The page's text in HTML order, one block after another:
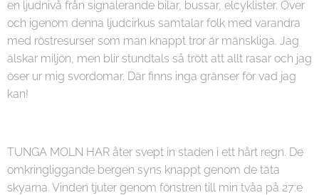
en ljudnivå från signalerande bilar, bussar, elcyklister. Över
och igenom denna ljudcirkus samtalar folk med varandra
med röstresurser som man knappt tror är mänskliga. Jag
älskar miljön, men blir stundtals så trött att allt rasar och jag
öser ur mig svordomar. Där finns inga gränser för vad jag
kan!
TUNGA MOLN HAR åter svept in staden i ett hårt regn. De
omkringliggande bergen syns knappt genom de täta
skyarna. Vinden tjuter genom fönstren till min tvåa på 27:e